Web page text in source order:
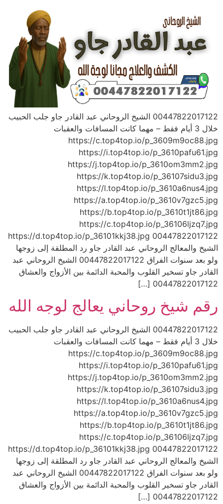
00447822017122 الشيخ الروحاني عبد القادر جاو جلب الحبيب
خلال 3 أيام فقط – مهما كانت المسافات والعقبات
https://c.top4top.io/p_3609m9oc88.jpg
https://i.top4top.io/p_3610pafu61.jpg
https://j.top4top.io/p_3610om3mm2.jpg
https://k.top4top.io/p_36107sidu3.jpg
https://l.top4top.io/p_3610a6nus4.jpg
https://a.top4top.io/p_3610v7gzc5.jpg
https://b.top4top.io/p_3610t1jt86.jpg
https://c.top4top.io/p_36106ljzq7.jpg
https://d.top4top.io/p_36101kkj38.jpg 00447822017122
الشيخ والمعالج الروحاني عبد القادر جاو رد المطلقة إلى زوجها
ولو بعد سنوات الفراق 00447822017122 الشيخ الروحاني عبد
القادر جاو تسخير القلوب والمحبة الدائمة بين الأزواج والعشاق
00447822017122 […]
رقم شيخ روحاني يعالج لوجه الله
00447822017122 الشيخ الروحاني عبد القادر جاو جلب الحبيب
خلال 3 أيام فقط – مهما كانت المسافات والعقبات
https://c.top4top.io/p_3609m9oc88.jpg
https://i.top4top.io/p_3610pafu61.jpg
https://j.top4top.io/p_3610om3mm2.jpg
https://k.top4top.io/p_36107sidu3.jpg
https://l.top4top.io/p_3610a6nus4.jpg
https://a.top4top.io/p_3610v7gzc5.jpg
https://b.top4top.io/p_3610t1jt86.jpg
https://c.top4top.io/p_36106ljzq7.jpg
https://d.top4top.io/p_36101kkj38.jpg 00447822017122
الشيخ والمعالج الروحاني عبد القادر جاو رد المطلقة إلى زوجها
ولو بعد سنوات الفراق 00447822017122 الشيخ الروحاني عبد
القادر جاو تسخير القلوب والمحبة الدائمة بين الأزواج والعشاق
00447822017122 […]